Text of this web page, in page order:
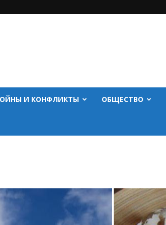
И КОНФЛИКТЫ ОБЩЕСТВО